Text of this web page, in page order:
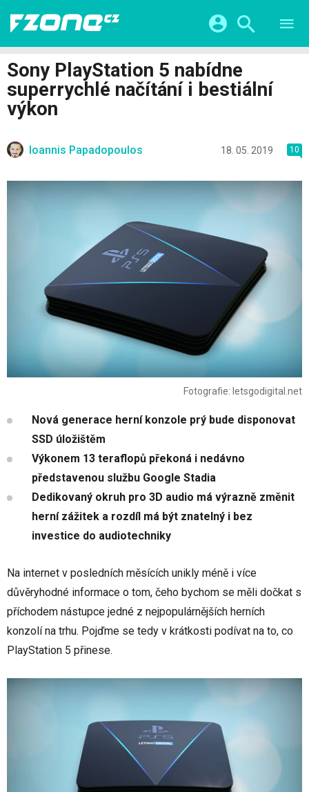
VIDEA
SERIÁLY
CHYTRÁ MĚSTA
ŽIVOT BUDOUCNOSTI
HRY A ZÁBAVA
Facebook Google
Sony PlayStation 5 nabídne
superrychlé načítání i bestiální
výkon
Ioannis Papadopoulos 18. 05. 2019 10
Fotografie: letsgodigital.net
Nová generace herní konzole prý bude disponovat
SSD úložištěm
Výkonem 13 teraflopů překoná i nedávno
představenou službu Google Stadia
Dedikovaný okruh pro 3D audio má výrazně změnit
herní zážitek a rozdíl má být znatelný i bez
investice do audiotechniky
Na internet v posledních měsících unikly méně i více
důvěryhodné informace o tom, čeho bychom se měli dočkat s
příchodem nástupce jedné z nejpopulárnějších herních
konzolí na trhu. Pojďme se tedy v krátkosti podívat na to, co
PlayStation 5 přinese.